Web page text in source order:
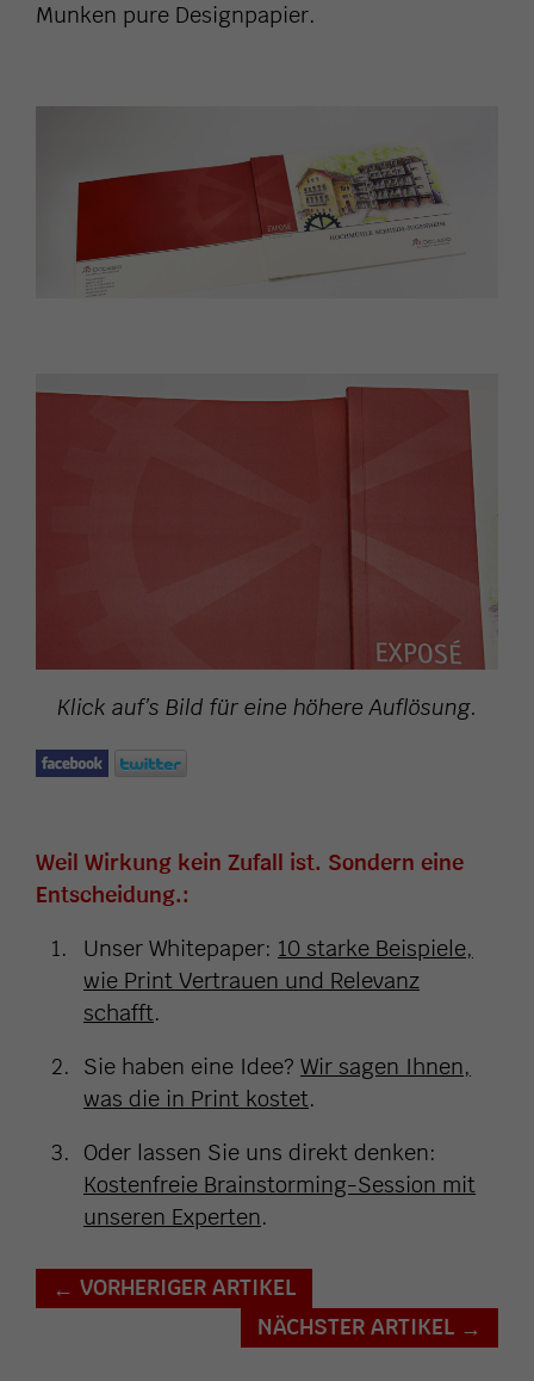
Munken pure Designpapier.
Klick auf’s Bild für eine höhere Auflösung.
Weil Wirkung kein Zufall ist. Sondern eine
Entscheidung.:
Unser Whitepaper: 10 starke Beispiele,
wie Print Vertrauen und Relevanz
schafft.
Sie haben eine Idee? Wir sagen Ihnen,
was die in Print kostet.
Oder lassen Sie uns direkt denken:
Kostenfreie Brainstorming-Session mit
unseren Experten.
← VORHERIGER ARTIKEL
NÄCHSTER ARTIKEL →